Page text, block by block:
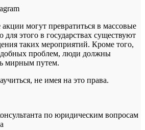
могут превратиться в массовые
этого в государствах существуют
таких мероприятий. Кроме того,
проблем, люди должны
мирным путем.
не имея на это права.
по юридическим вопросам